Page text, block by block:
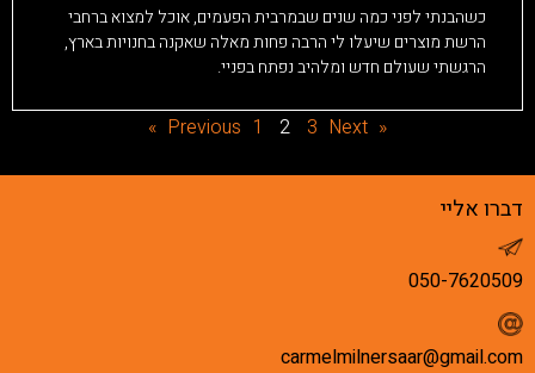
כשהבנתי לפני כמה שנים שבמרבית הפעמים, אוכל למצוא ברחבי
הרשת מוצרים שיעלו לי הרבה פחות מאלה שאקנה בחנויות בארץ,
הרגשתי שעולם חדש ומלהיב נפתח בפניי.
« Previous
1 2 3 Next »
דברו אליי
050-7620509
carmelmilnersaar@gmail.com